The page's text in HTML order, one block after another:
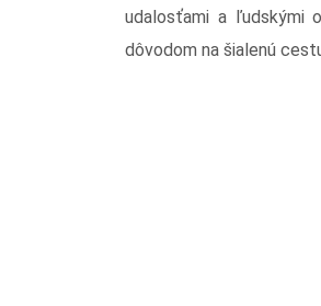
udalosťami a ľudskými
dôvodom na šialenú